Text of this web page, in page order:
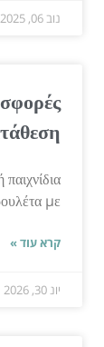
נוב 06, 2025
με...
קרא עוד »
יונ 30, 2026